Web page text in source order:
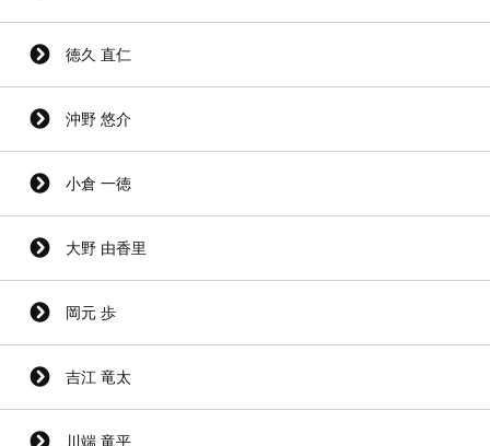
徳久 直仁
沖野 悠介
小倉 一徳
大野 由香里
岡元 歩
吉江 竜太
川端 竜平